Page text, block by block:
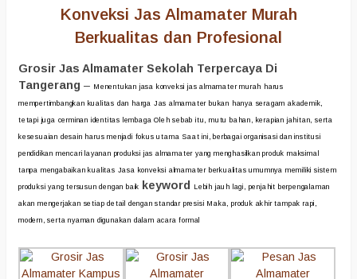
Konveksi Jas Almamater Murah
Berkualitas dan Profesional
Grosir Jas Almamater Sekolah Terpercaya Di
Tangerang – Menentukan jasa konveksi jas almamater murah harus
mempertimbangkan kualitas dan harga Jas almamater bukan hanya seragam akademik,
tetapi juga cerminan identitas lembaga Oleh sebab itu, mutu bahan, kerapian jahitan, serta
kesesuaian desain harus menjadi fokus utama Saat ini, berbagai organisasi dan institusi
pendidikan mencari layanan produksi jas almamater yang menghasilkan produk maksimal
tanpa mengabaikan kualitas Jasa konveksi almamater berkualitas umumnya memiliki sistem
produksi yang tersusun dengan baik keyword Lebih jauh lagi, penjahit berpengalaman
akan mengerjakan setiap detail dengan standar presisi Maka, produk akhir tampak rapi,
modern, serta nyaman digunakan dalam acara formal